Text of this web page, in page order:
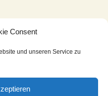
Consent
und unseren Service zu